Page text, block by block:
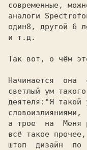
современные,
аналоги
один
и т.д.
Так вот, о чём
Начинается  она
светлый ум такого
деятеля: "Я такой
а трое  на  Меня
всё такое
штоп  дизайн  по